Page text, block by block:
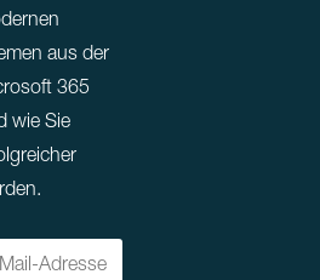
aus der
365
wie Sie